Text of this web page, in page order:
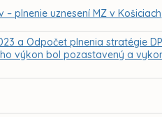
plnenie uznesení MZ v Košiciach
a Odpočet plnenia stratégie
výkon bol pozastavený a